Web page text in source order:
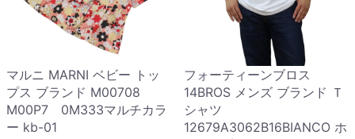
マルニ MARNI ベビー トッ
プス ブランド M00708
M00P7 0M333マルチカラ
ー kb-01
フォーティーンブロス
14BROS メンズ ブランド Ｔ
シャツ
12679A3062B16BIANCO ホ